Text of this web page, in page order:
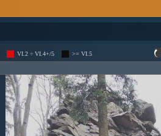
VI.2 ÷ VI.4+/5 >= VI.5